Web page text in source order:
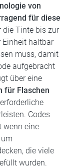
von
für diese
die Tinte bis zur
Einheit haltbar
muss, damit
aufgebracht
über eine
für Flaschen
Codes
wenn eine
die viele
wurden.